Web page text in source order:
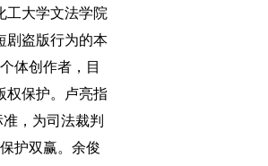
工大学文法学院
剧盗版行为的本
体创作者，目
权保护。卢亮指
，为司法裁判
护双赢。余俊